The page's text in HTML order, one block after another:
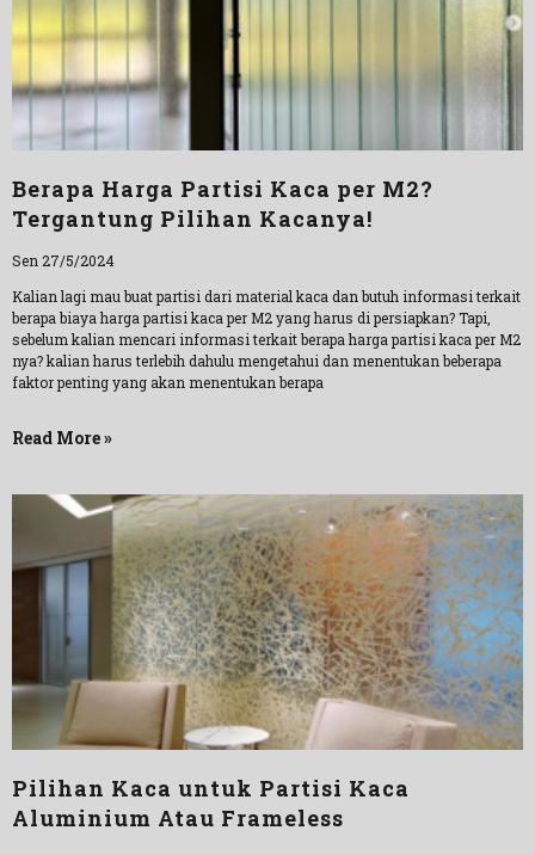
Berapa Harga Partisi Kaca per M2?
Tergantung Pilihan Kacanya!
Sen 27/5/2024
Kalian lagi mau buat partisi dari material kaca dan butuh informasi terkait
berapa biaya harga partisi kaca per M2 yang harus di persiapkan? Tapi,
sebelum kalian mencari informasi terkait berapa harga partisi kaca per M2
nya? kalian harus terlebih dahulu mengetahui dan menentukan beberapa
faktor penting yang akan menentukan berapa
Read More »
Pilihan Kaca untuk Partisi Kaca
Aluminium Atau Frameless